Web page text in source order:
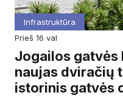
Infrastruktūra
prieš 16 val
Jogailos gatvės
naujas dviračių
istorinis gatvės